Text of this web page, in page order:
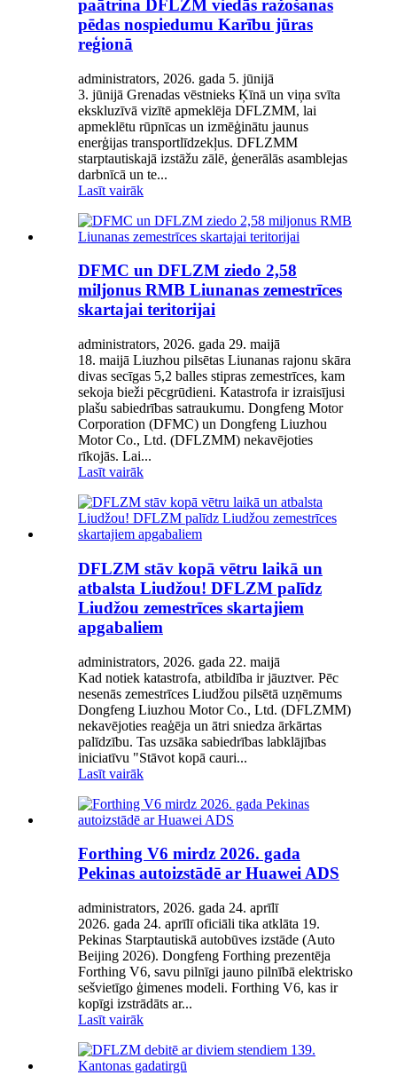
paātrina DFLZM viedās ražošanas
pēdas nospiedumu Karību jūras
reģionā
administrators, 2026. gada 5. jūnijā
3. jūnijā Grenadas vēstnieks Ķīnā un viņa svīta
ekskluzīvā vizītē apmeklēja DFLZMM, lai
apmeklētu rūpnīcas un izmēģinātu jaunus
enerģijas transportlīdzekļus. DFLZMM
starptautiskajā izstāžu zālē, ģenerālās asamblejas
darbnīcā un te...
Lasīt vairāk
DFMC un DFLZM ziedo 2,58
miljonus RMB Liunanas zemestrīces
skartajai teritorijai
administrators, 2026. gada 29. maijā
18. maijā Liuzhou pilsētas Liunanas rajonu skāra
divas secīgas 5,2 balles stipras zemestrīces, kam
sekoja bieži pēcgrūdieni. Katastrofa ir izraisījusi
plašu sabiedrības satraukumu. Dongfeng Motor
Corporation (DFMC) un Dongfeng Liuzhou
Motor Co., Ltd. (DFLZMM) nekavējoties
rīkojās. Lai...
Lasīt vairāk
DFLZM stāv kopā vētru laikā un
atbalsta Liudžou! DFLZM palīdz
Liudžou zemestrīces skartajiem
apgabaliem
administrators, 2026. gada 22. maijā
Kad notiek katastrofa, atbildība ir jāuztver. Pēc
nesenās zemestrīces Liudžou pilsētā uzņēmums
Dongfeng Liuzhou Motor Co., Ltd. (DFLZMM)
nekavējoties reaģēja un ātri sniedza ārkārtas
palīdzību. Tas uzsāka sabiedrības labklājības
iniciatīvu "Stāvot kopā cauri...
Lasīt vairāk
Forthing V6 mirdz 2026. gada
Pekinas autoizstādē ar Huawei ADS
administrators, 2026. gada 24. aprīlī
2026. gada 24. aprīlī oficiāli tika atklāta 19.
Pekinas Starptautiskā autobūves izstāde (Auto
Beijing 2026). Dongfeng Forthing prezentēja
Forthing V6, savu pilnīgi jauno pilnībā elektrisko
sešvietīgo ģimenes modeli. Forthing V6, kas ir
kopīgi izstrādāts ar...
Lasīt vairāk